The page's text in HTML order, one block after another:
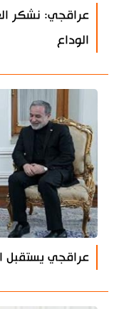
عراقجي: نشكر
الوداع
عراقجي يستقبل